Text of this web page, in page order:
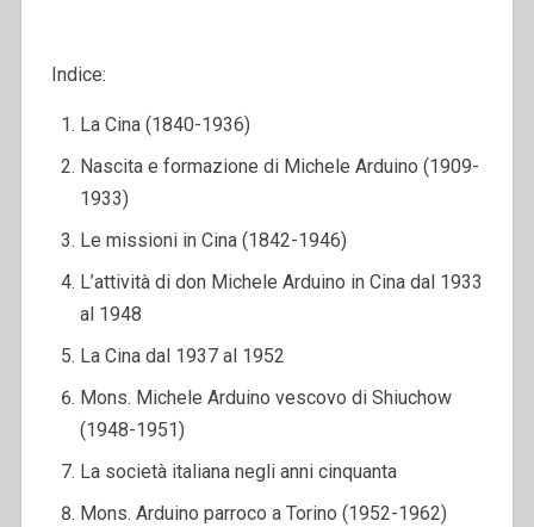
Indice:
La Cina (1840-1936)
Nascita e formazione di Michele Arduino (1909-
1933)
Le missioni in Cina (1842-1946)
L’attività di don Michele Arduino in Cina dal 1933
al 1948
La Cina dal 1937 al 1952
Mons. Michele Arduino vescovo di Shiuchow
(1948-1951)
La società italiana negli anni cinquanta
Mons. Arduino parroco a Torino (1952-1962)